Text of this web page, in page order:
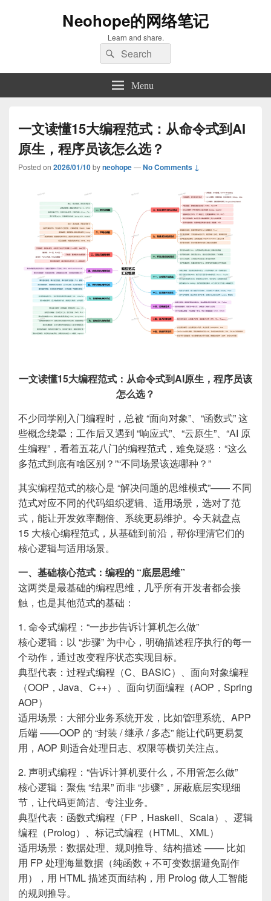
Neohope的网络笔记
Learn and share.
Search
for:
Search
Menu
一文读懂15大编程范式：从命令式到AI
原生，程序员该怎么选？
Posted on 2026/01/10byneohope—No Comments ↓
一文读懂15大编程范式：从命令式到AI原生，程序员该
怎么选？
不少同学刚入门编程时，总被 “面向对象”、“函数式” 这
些概念绕晕；工作后又遇到 “响应式”、“云原生”、“AI 原
生编程”，看着五花八门的编程范式，难免疑惑：“这么
多范式到底有啥区别？”“不同场景该选哪种？”
其实编程范式的核心是 “解决问题的思维模式”—— 不同
范式对应不同的代码组织逻辑、适用场景，选对了范
式，能让开发效率翻倍、系统更易维护。今天就盘点
15 大核心编程范式，从基础到前沿，帮你理清它们的
核心逻辑与适用场景。
一、基础核心范式：编程的 “底层思维”
这两类是最基础的编程思维，几乎所有开发者都会接
触，也是其他范式的基础：
1. 命令式编程：“一步步告诉计算机怎么做”
核心逻辑：以 “步骤” 为中心，明确描述程序执行的每一
个动作，通过改变程序状态实现目标。
典型代表：过程式编程（C、BASIC）、面向对象编程
（OOP，Java、C++）、面向切面编程（AOP，Spring
AOP）
适用场景：大部分业务系统开发，比如管理系统、APP
后端 ——OOP 的 “封装 / 继承 / 多态” 能让代码更易复
用，AOP 则适合处理日志、权限等横切关注点。
2. 声明式编程：“告诉计算机要什么，不用管怎么做”
核心逻辑：聚焦 “结果” 而非 “步骤”，屏蔽底层实现细
节，让代码更简洁、专注业务。
典型代表：函数式编程（FP，Haskell、Scala）、逻辑
编程（Prolog）、标记式编程（HTML、XML）
适用场景：数据处理、规则推导、结构描述 —— 比如
用 FP 处理海量数据（纯函数 + 不可变数据避免副作
用），用 HTML 描述页面结构，用 Prolog 做人工智能
的规则推导。